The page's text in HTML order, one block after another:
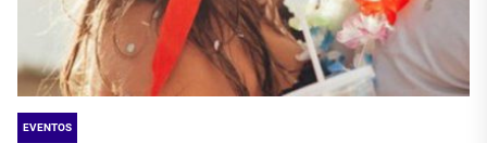
EVENTOS